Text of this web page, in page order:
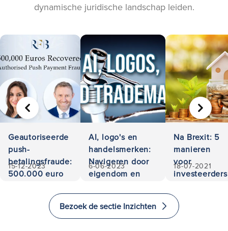
dynamische juridische landschap leiden.
Geautoriseerde
push-
betalingsfraude:
500.000 euro
15-12-2023
AI, logo's en
handelsmerken:
Navigeren door
eigendom en
6-06-2023
Na Brexit: 5
manieren
voor
investeerders
investeren
en emigreren
18-07-2021
VORIGE
Bezoek de sectie Inzichten